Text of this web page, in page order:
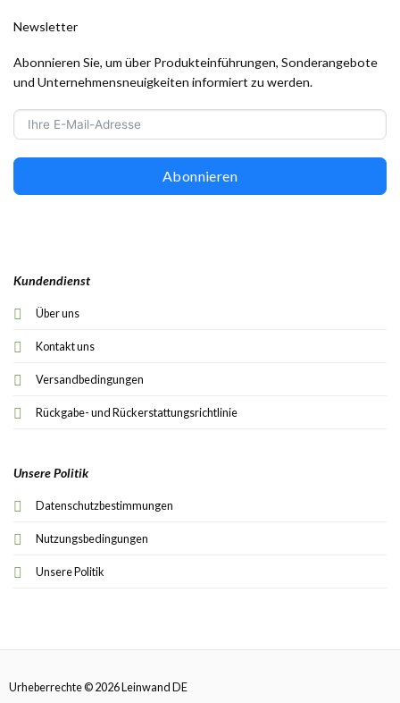
Kundendienst
Über uns
Kontakt uns
Versandbedingungen
Rückgabe- und Rückerstattungsrichtlinie
Unsere Politik
Datenschutzbestimmungen
Nutzungsbedingungen
Unsere Politik
Newsletter
Abonnieren Sie, um über Produkteinführungen, Sonderangebote
und Unternehmensneuigkeiten informiert zu werden.
Abonnieren
Urheberrechte © 2026 Leinwand DE